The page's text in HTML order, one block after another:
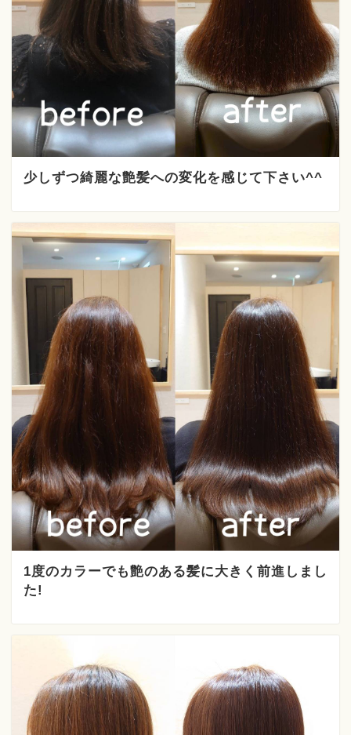
少しずつ綺麗な艶髪への変化を感じて下さい^^
1度のカラーでも艶のある髪に大きく前進しまし
た!